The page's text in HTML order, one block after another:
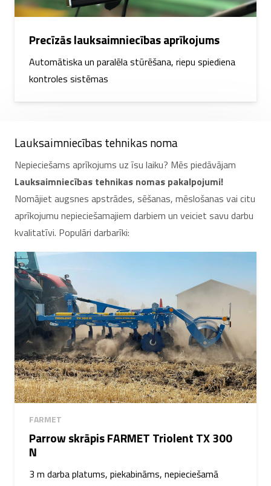
Precīzās lauksaimniecības aprīkojums
Automātiska un paralēla stūrēšana, riepu spiediena
kontroles sistēmas
Lauksaimniecības tehnikas noma
Nepieciešams aprīkojums uz īsu laiku? Mēs piedāvājam
Lauksaimniecības tehnikas nomas pakalpojumi!
Nomājiet augsnes apstrādes, sēšanas, mēslošanas vai citu
aprīkojumu nepieciešamajiem darbiem un veiciet savu darbu
kvalitatīvi. Populāri darbarīki:
FARMET
Parrow skrāpis FARMET Triolent TX 300
N
3 m darba platums, piekabināms, nepieciešamā